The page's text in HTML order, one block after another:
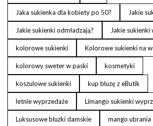
Jaka sukienka dla kobiety po 50? Jakie
Jakie sukienki odmładzają? Jakie sukienki
kolorowe sukienki Kolorowe sukienki na
kolorowy sweter w paski kosmetyki
koszulowe sukienki kup bluzę z eButik
letnie wyprzedaże Limango sukienki
Luksusowe bluzki damskie mango ubrania